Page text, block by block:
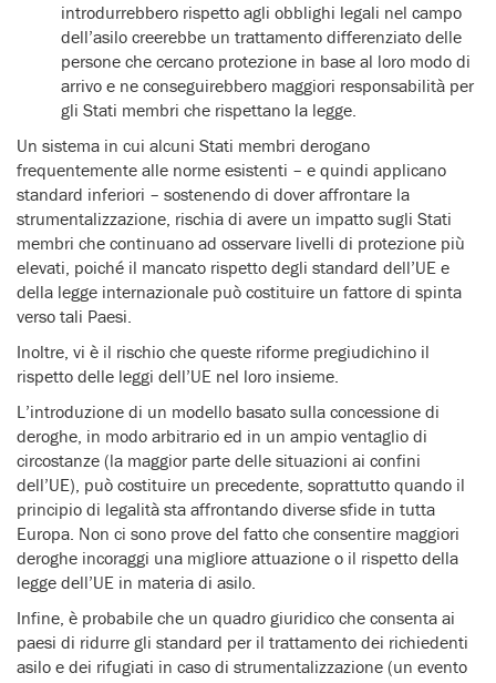
introdurrebbero rispetto agli obblighi legali nel campo
dell’asilo creerebbe un trattamento differenziato delle
persone che cercano protezione in base al loro modo di
arrivo e ne conseguirebbero maggiori responsabilità per
gli Stati membri che rispettano la legge.
Un sistema in cui alcuni Stati membri derogano
frequentemente alle norme esistenti – e quindi applicano
standard inferiori – sostenendo di dover affrontare la
strumentalizzazione, rischia di avere un impatto sugli Stati
membri che continuano ad osservare livelli di protezione più
elevati, poiché il mancato rispetto degli standard dell’UE e
della legge internazionale può costituire un fattore di spinta
verso tali Paesi.
Inoltre, vi è il rischio che queste riforme pregiudichino il
rispetto delle leggi dell’UE nel loro insieme.
L’introduzione di un modello basato sulla concessione di
deroghe, in modo arbitrario ed in un ampio ventaglio di
circostanze (la maggior parte delle situazioni ai confini
dell’UE), può costituire un precedente, soprattutto quando il
principio di legalità sta affrontando diverse sfide in tutta
Europa. Non ci sono prove del fatto che consentire maggiori
deroghe incoraggi una migliore attuazione o il rispetto della
legge dell’UE in materia di asilo.
Infine, è probabile che un quadro giuridico che consenta ai
paesi di ridurre gli standard per il trattamento dei richiedenti
asilo e dei rifugiati in caso di strumentalizzazione (un evento